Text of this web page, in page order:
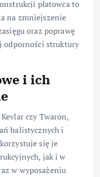
płatowca to
na zmniejszenie
oraz poprawę
odporności struktury
i ich
czy Twaron,
balistycznych i
się je
jak i w
w wyposażeniu